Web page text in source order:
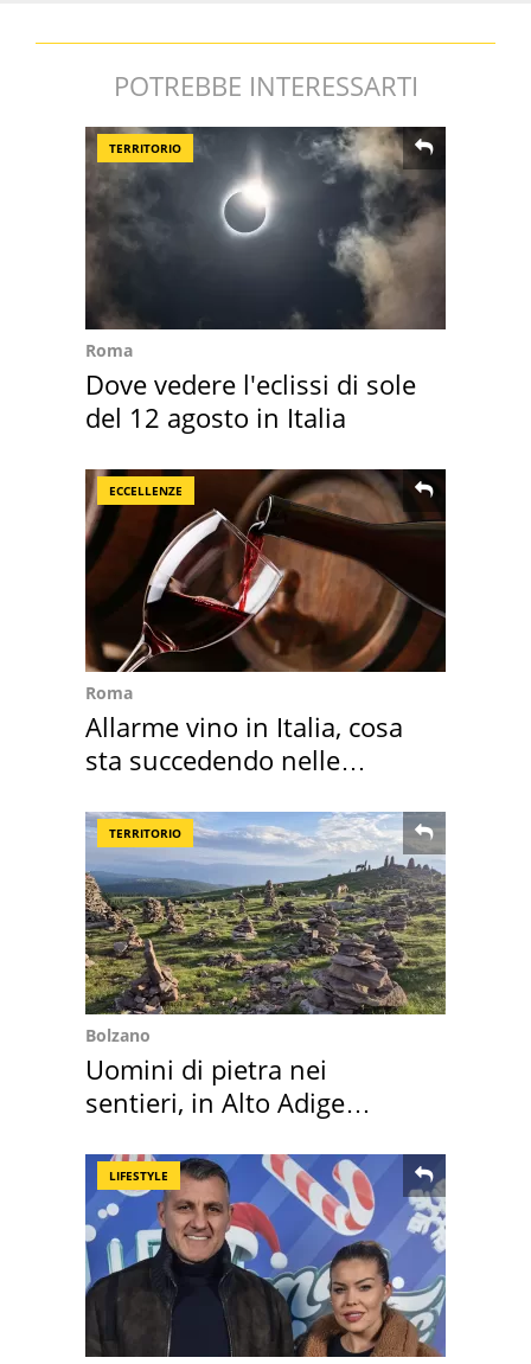
POTREBBE INTERESSARTI
TERRITORIO
Roma
Dove vedere l'eclissi di sole
del 12 agosto in Italia
ECCELLENZE
Roma
Allarme vino in Italia, cosa
sta succedendo nelle
TERRITORIO
Bolzano
Uomini di pietra nei
sentieri, in Alto Adige
LIFESTYLE